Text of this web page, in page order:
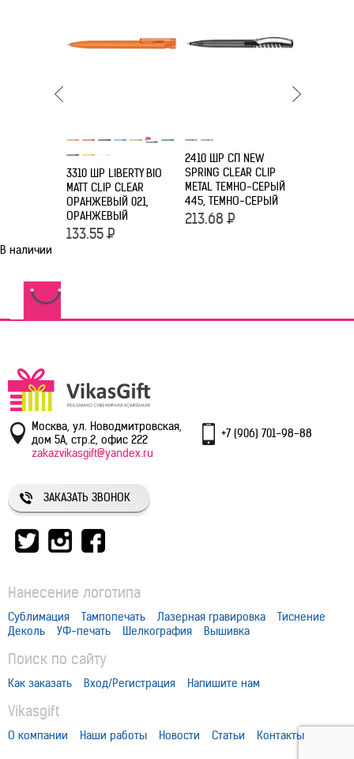
3310 ШР LIBERTY BIO
MATT CLIP CLEAR
ОРАНЖЕВЫЙ 021,
ОРАНЖЕВЫЙ
133.55 Р
2410 ШР СП NEW
SPRING CLEAR CLIP
METAL ТЕМНО-СЕРЫЙ
445, ТЕМНО-СЕРЫЙ
213.68 Р
В наличии
Москва, ул. Новодмитровская,
дом 5А, стр.2, офис 222
+7 (906) 701-98-88
zakazvikasgift@yandex.ru
ЗАКАЗАТЬ ЗВОНОК
Нанесение логотипа
Сублимация Тампопечать Лазерная гравировка
Тиснение
Деколь
УФ-печать Шелкография Вышивка
Поиск по сайту
Как заказать Вход/Регистрация Напишите нам
Vikasgift
О компании Наши работы Новости Статьи Контакты